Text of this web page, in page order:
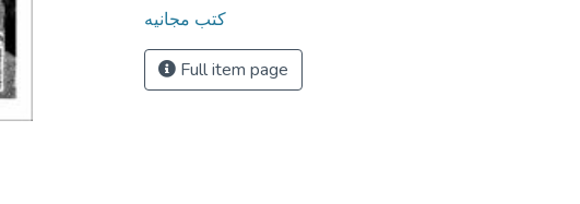
كتب مجانيه
Full item page